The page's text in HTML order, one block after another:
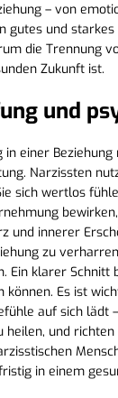
– von
gutes und
die Trennung
Zukunft ist.
und
einer
Narzissten
sich wertlos
und innerer
zu
Ein klarer
Es ist
auf sich lädt
und
in einem